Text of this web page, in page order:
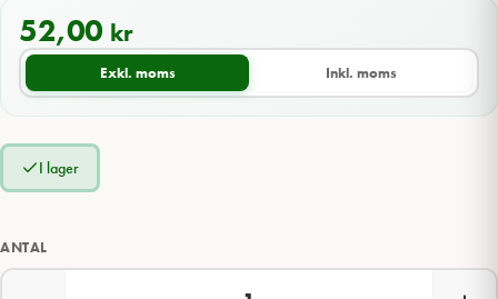
52,00 kr
Exkl. moms Inkl. moms
I lager
ANTAL